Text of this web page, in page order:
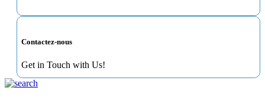
Contactez-nous
Get in Touch with Us!